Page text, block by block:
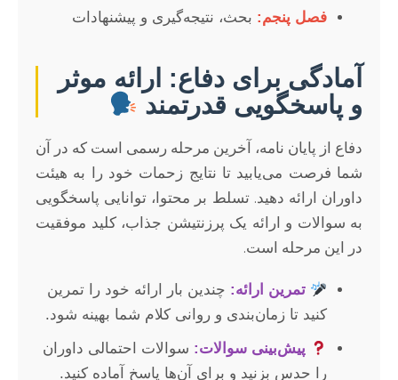
فصل پنجم: بحث، نتیجه‌گیری و پیشنهادات
آمادگی برای دفاع: ارائه موثر
و پاسخگویی قدرتمند
دفاع از پایان نامه، آخرین مرحله رسمی است که در آن
شما فرصت می‌یابید تا نتایج زحمات خود را به هیئت
داوران ارائه دهید. تسلط بر محتوا، توانایی پاسخگویی
به سوالات و ارائه یک پرزنتیشن جذاب، کلید موفقیت
در این مرحله است.
تمرین ارائه: چندین بار ارائه خود را تمرین
کنید تا زمان‌بندی و روانی کلام شما بهینه شود.
پیش‌بینی سوالات: سوالات احتمالی داوران
را حدس بزنید و برای آن‌ها پاسخ آماده کنید.